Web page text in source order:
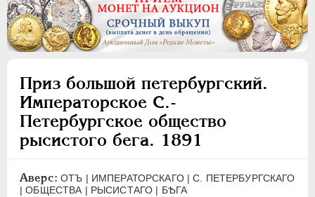
Приз большой петербургский.
Императорское С.-
Петербургское общество
рысистого бега. 1891
Аверс: ОТЪ | ИМПЕРАТОРСКАГО | С. ПЕТЕРБУРГСКАГО
| ОБЩЕСТВА | РЫСИСТАГО | БѢГА
ВСЕ
ПEТР I 1699-1725
ПЕТР II 1727-1729
АННА ИОАННОВНА 1730-1740
ИОАНН АНТОНОВИЧ 1740-1741
ЕЛИЗАВЕТА 1741-1762
ЕКАТЕРИНА II 1762-1796